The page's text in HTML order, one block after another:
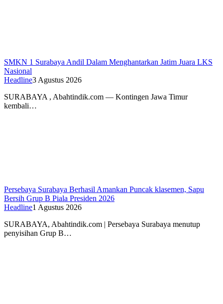
SMKN 1 Surabaya Andil Dalam Menghantarkan Jatim Juara LKS
Nasional
Headline3 Agustus 2026
SURABAYA , Abahtindik.com — Kontingen Jawa Timur
kembali…
Persebaya Surabaya Berhasil Amankan Puncak klasemen, Sapu
Bersih Grup B Piala Presiden 2026
Headline1 Agustus 2026
SURABAYA, Abahtindik.com | Persebaya Surabaya menutup
penyisihan Grup B…